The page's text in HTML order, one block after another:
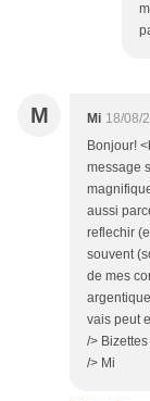
M Mi 18/08/
Bonjour!
message
aussi
reflechir
souvent
de mes
vais peut
/>
/> Mi